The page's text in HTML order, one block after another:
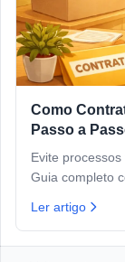
Como
Passo a
Evite
Guia completo
Ler artigo